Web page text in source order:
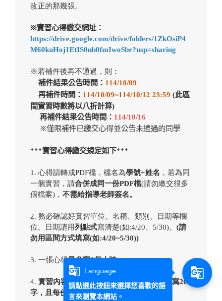
改正的那幾張。
※實習心得繳交網址：
https://drive.google.com/drive/folders/1ZkOsiP4
M60kuHoj1EtIS0nb0fmIwoSbr?usp=sharing
※若補件後再不通過，則：
補件結果公告時間： 114/10/09
再補件時間： 114/10/09~114/10/12 23:59 (此區
間實習時數將以八折計算)
再補件結果公告時間： 114/10/16
※僅限補件已繳交心得並公告未通過的同學
***實習心得繳交規定如下***
1. 心得請轉成PDF檔，檔名為學號+姓名 ，若為同
一個實習，請合併成同一份PDF檔(請勿繳交很多
個檔案)， 不需給指導老師簽名。
2. 務必確認好實習單位、名稱、類別、日期等欄
位。日期請用列點式寫清楚(如:4/20、5/30)。 (請
勿用區間方式填寫(如:4/20~5/30))
3. 一張心得最多寫6個小時。
4. 實習內容摘要請以敘述或條列的方式至少寫20
字，且每份請勿過於相近。
g_translate Language
請點選此按鈕來選擇您喜歡的語
言來瀏覽本網站。
g_translate